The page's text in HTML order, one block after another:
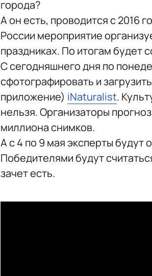
города?
А он есть, проводится с 2016
России мероприятие
праздниках. По итогам будет
С сегодняшнего дня по
сфотографировать и
приложение) iNaturalist.
нельзя. Организаторы
миллиона снимков.
А с 4 по 9 мая эксперты
Победителями будут
зачет есть.